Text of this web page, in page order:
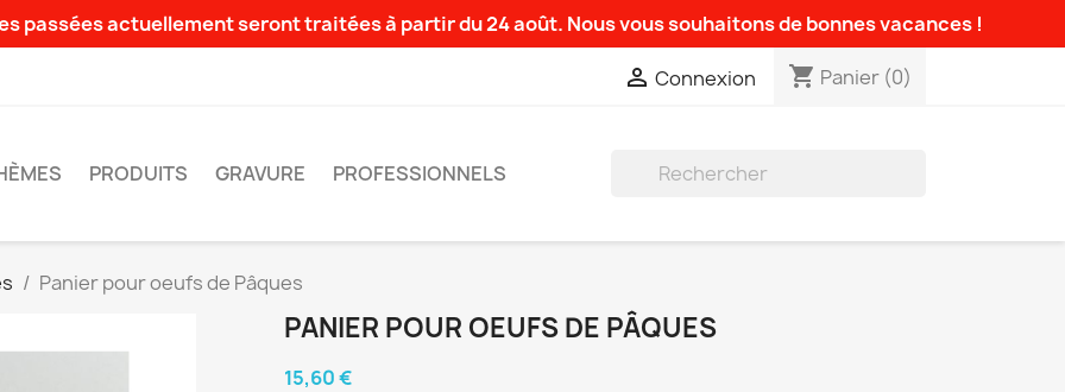
passées actuellement seront traitées à partir du 24 août. Nous vous souhaitons de bonnes vacances !
 Connexion shopping_cart Panier (0)
PRODUITS GRAVURE PROFESSIONNELS
Panier pour oeufs de Pâques
PANIER POUR OEUFS DE PÂQUES
15,60 €